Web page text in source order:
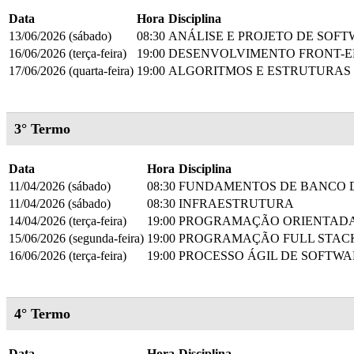
Data Hora Disciplina
13/06/2026 (sábado)
08:30 ANÁLISE E PROJETO DE
16/06/2026 (terça-feira)
19:00 DESENVOLVIMENTO FRONT-
17/06/2026 (quarta-feira) 19:00 ALGORITMOS E
3° Termo
Data Hora Disciplina
11/04/2026 (sábado)
08:30 FUNDAMENTOS DE BANCO
11/04/2026 (sábado)
08:30 INFRAESTRUTURA
14/04/2026 (terça-feira)
19:00 PROGRAMAÇÃO
15/06/2026 (segunda-feira) 19:00 PROGRAMAÇÃO FULL
16/06/2026 (terça-feira)
19:00 PROCESSO ÁGIL DE
4° Termo